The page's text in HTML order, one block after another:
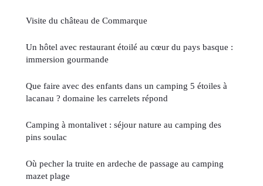
Visite du château de Commarque
Un hôtel avec restaurant étoilé au cœur du pays basque :
immersion gourmande
Que faire avec des enfants dans un camping 5 étoiles à
lacanau ? domaine les carrelets répond
Camping à montalivet : séjour nature au camping des
pins soulac
Où pecher la truite en ardeche de passage au camping
mazet plage